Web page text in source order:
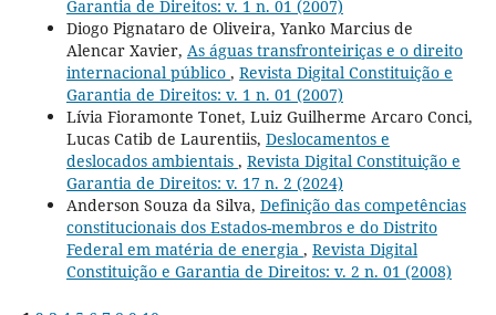
Garantia de Direitos: v. 1 n. 01 (2007)
Diogo Pignataro de Oliveira, Yanko Marcius de
Alencar Xavier, As águas transfronteiriças e o direito
internacional público , Revista Digital Constituição e
Garantia de Direitos: v. 1 n. 01 (2007)
Lívia Fioramonte Tonet, Luiz Guilherme Arcaro Conci,
Lucas Catib de Laurentiis, Deslocamentos e
deslocados ambientais , Revista Digital Constituição e
Garantia de Direitos: v. 17 n. 2 (2024)
Anderson Souza da Silva, Definição das competências
constitucionais dos Estados-membros e do Distrito
Federal em matéria de energia , Revista Digital
Constituição e Garantia de Direitos: v. 2 n. 01 (2008)